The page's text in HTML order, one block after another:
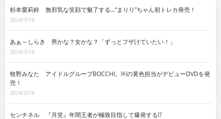
杉本愛莉鈴 無邪気な笑顔で魅了する…“まりり”ちゃん初トレカ発売！
2024/3/16
あぁ～しらき 男かな？女かな？「ずっとフザけていたい！」
2024/3/16
牧野みなた アイドルグループBOCCHI。￼の黄色担当がデビューDVDを発
売！
2024/2/16
センチネル 『月笑』年間王者が極致目指して爆発する!?